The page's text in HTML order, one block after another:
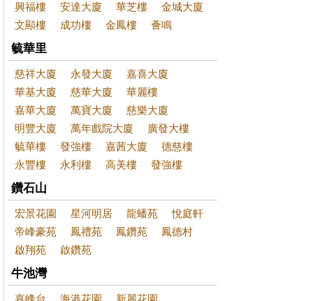
興福樓
安達大廈 華芝樓
金城大廈
文顯樓
成功樓 金鳳樓 薈鳴
毓華里
慈祥大廈 永發大廈
嘉喜大廈
華基大廈
慈華大廈
華麗樓
嘉華大廈
萬寶大廈
慈樂大廈
明豐大廈
萬年戲院大廈
廣發大樓
毓華樓
發強樓 嘉茜大廈
德慈樓
永豐樓
永利樓 高美樓 發強樓
鑽石山
宏景花園 星河明居 龍蟠苑
悅庭軒
帝峰豪苑
鳳禮苑 鳳鑽苑
鳳德村
啟翔苑
啟鑽苑
牛池灣
嘉峰台 海港花園
新麗花園